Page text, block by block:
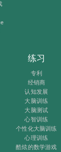
练习
专利
经销商
认知发展
大脑训练
大脑测试
心智训练
个性化大脑训练
心理训练
酷炫的数学游戏